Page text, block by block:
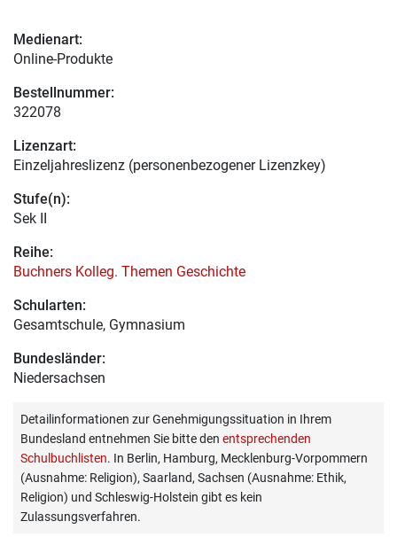
Medienart:
Online-Produkte
Bestellnummer:
322078
Lizenzart:
Einzeljahreslizenz (personenbezogener Lizenzkey)
Stufe(n):
Sek II
Reihe:
Buchners Kolleg. Themen Geschichte
Schularten:
Gesamtschule, Gymnasium
Bundesländer:
Niedersachsen
Detailinformationen zur Genehmigungssituation in Ihrem
Bundesland entnehmen Sie bitte den entsprechenden
Schulbuchlisten. In Berlin, Hamburg, Mecklenburg-Vorpommern
(Ausnahme: Religion), Saarland, Sachsen (Ausnahme: Ethik,
Religion) und Schleswig-Holstein gibt es kein
Zulassungsverfahren.